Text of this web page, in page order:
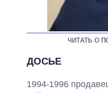
ЧИТАТЬ О
ДОСЬЕ
1994-1996